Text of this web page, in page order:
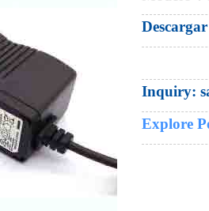
Inquiry:​
Explore